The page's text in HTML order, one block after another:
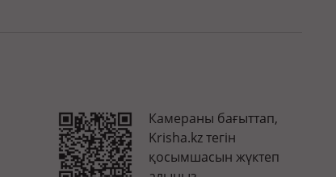
Камераны бағыттап,
Krisha.kz тегін
қосымшасын жүктеп